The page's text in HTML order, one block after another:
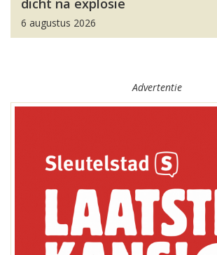
dicht na explosie
6 augustus 2026
Advertentie